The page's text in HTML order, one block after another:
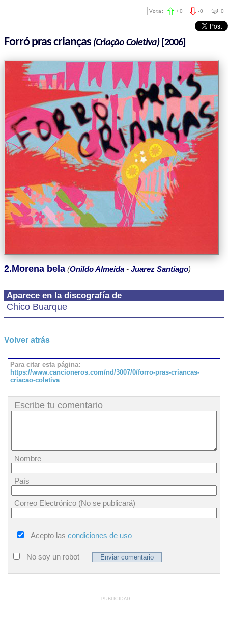
0
-0
Vota: +0
Forró pras crianças (Criação Coletiva)[2006]
Aparece en la discografía de
Chico Buarque
2.Morena bela (Onildo Almeida - Juarez Santiago)
Volver atrás
Para citar esta página:
https://www.cancioneros.com/nd/3007/0/forro-pras-criancas-
criacao-coletiva
Escribe tu comentario
Nombre
País
Correo Electrónico (No se publicará)
Acepto las condiciones de uso
No soy un robot
PUBLICIDAD